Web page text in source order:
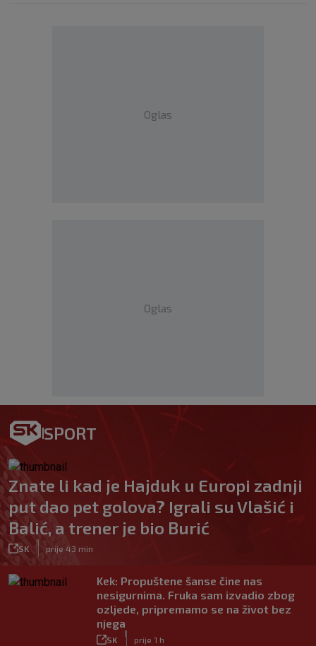
Oglas
Oglas
SPORT
Znate li kad je Hajduk u Europi zadnji
put dao pet golova? Igrali su Vlašić i
Balić, a trener je bio Burić
SK prije 43 min
Kek: Propuštene šanse čine nas
nesigurnima. Fruka sam izvadio zbog
ozljede, pripremamo se na život bez
njega
SK prije 1 h